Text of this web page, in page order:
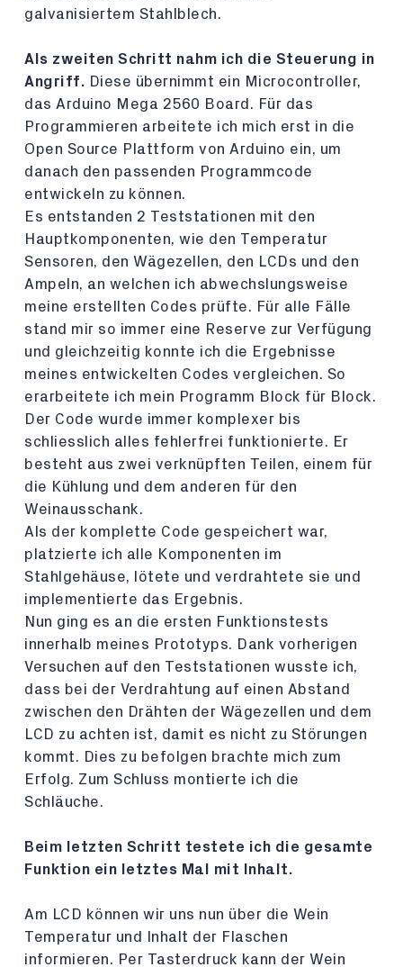
galvanisiertem Stahlblech.
Als zweiten Schritt nahm ich die Steuerung in
Angriff. Diese übernimmt ein Microcontroller,
das Arduino Mega 2560 Board. Für das
Programmieren arbeitete ich mich erst in die
Open Source Plattform von Arduino ein, um
danach den passenden Programmcode
entwickeln zu können.
Es entstanden 2 Teststationen mit den
Hauptkomponenten, wie den Temperatur
Sensoren, den Wägezellen, den LCDs und den
Ampeln, an welchen ich abwechslungsweise
meine erstellten Codes prüfte. Für alle Fälle
stand mir so immer eine Reserve zur Verfügung
und gleichzeitig konnte ich die Ergebnisse
meines entwickelten Codes vergleichen. So
erarbeitete ich mein Programm Block für Block.
Der Code wurde immer komplexer bis
schliesslich alles fehlerfrei funktionierte. Er
besteht aus zwei verknüpften Teilen, einem für
die Kühlung und dem anderen für den
Weinausschank.
Als der komplette Code gespeichert war,
platzierte ich alle Komponenten im
Stahlgehäuse, lötete und verdrahtete sie und
implementierte das Ergebnis.
Nun ging es an die ersten Funktionstests
innerhalb meines Prototyps. Dank vorherigen
Versuchen auf den Teststationen wusste ich,
dass bei der Verdrahtung auf einen Abstand
zwischen den Drähten der Wägezellen und dem
LCD zu achten ist, damit es nicht zu Störungen
kommt. Dies zu befolgen brachte mich zum
Erfolg. Zum Schluss montierte ich die
Schläuche.
Beim letzten Schritt testete ich die gesamte
Funktion ein letztes Mal mit Inhalt.
Am LCD können wir uns nun über die Wein
Temperatur und Inhalt der Flaschen
informieren. Per Tasterdruck kann der Wein